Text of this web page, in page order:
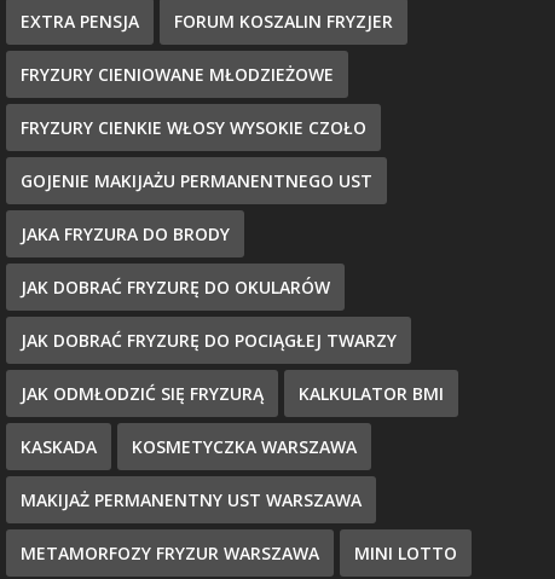
EXTRA PENSJA FORUM KOSZALIN FRYZJER
FRYZURY CIENIOWANE MŁODZIEŻOWE
FRYZURY CIENKIE WŁOSY WYSOKIE CZOŁO
GOJENIE MAKIJAŻU PERMANENTNEGO UST
JAKA FRYZURA DO BRODY
JAK DOBRAĆ FRYZURĘ DO OKULARÓW
JAK DOBRAĆ FRYZURĘ DO POCIĄGŁEJ TWARZY
JAK ODMŁODZIĆ SIĘ FRYZURĄ KALKULATOR BMI
KASKADA KOSMETYCZKA WARSZAWA
MAKIJAŻ PERMANENTNY UST WARSZAWA
METAMORFOZY FRYZUR WARSZAWA MINI LOTTO